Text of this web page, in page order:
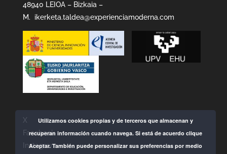
48940 LEIOA – Bizkaia –
M.
ikerketa.taldea@experienciamoderna.com
X
Facebook
Instagram
Utilizamos cookies propias y de terceros que almacenan y
recuperan información cuando navega. Si está de acuerdo clique
Aceptar. También puede personalizar sus preferencias por medio